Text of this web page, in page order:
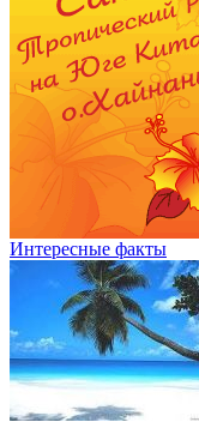
Интересные факты